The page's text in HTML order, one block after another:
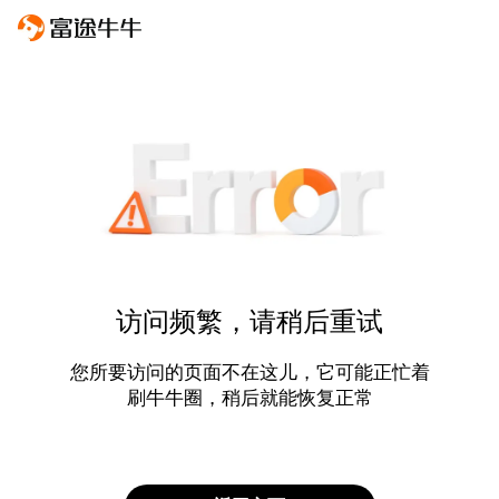
访问频繁，请稍后重试
您所要访问的页面不在这儿，它可能正忙着
刷牛牛圈，稍后就能恢复正常